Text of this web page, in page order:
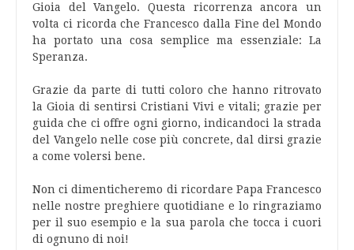
Gioia del Vangelo. Questa ricorrenza ancora un
volta ci ricorda che Francesco dalla Fine del Mondo
ha portato una cosa semplice ma essenziale: La
Speranza.
Grazie da parte di tutti coloro che hanno ritrovato
la Gioia di sentirsi Cristiani Vivi e vitali; grazie per
guida che ci offre ogni giorno, indicandoci la strada
del Vangelo nelle cose più concrete, dal dirsi grazie
a come volersi bene.
Non ci dimenticheremo di ricordare Papa Francesco
nelle nostre preghiere quotidiane e lo ringraziamo
per il suo esempio e la sua parola che tocca i cuori
di ognuno di noi!